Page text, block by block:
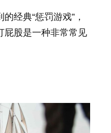
经典“惩罚游戏”，
屁股是一种非常常见